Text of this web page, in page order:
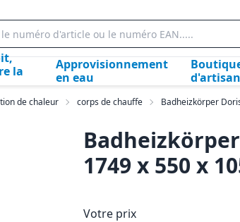
la
Approvisionnement
en eau
de chaleur corps de chauffe Badheizkörper
1749 x 550 x
Votre prix